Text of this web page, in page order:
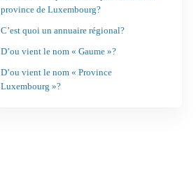
province de Luxembourg?
C’est quoi un annuaire régional?
D’ou vient le nom « Gaume »?
D’ou vient le nom « Province
Luxembourg »?